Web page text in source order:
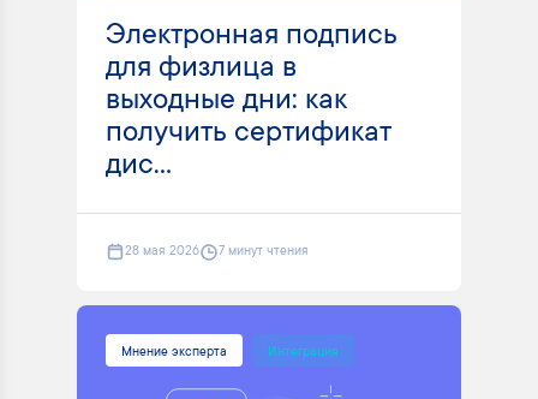
Электронная подпись
для физлица в
выходные дни: как
получить сертификат
дис...
28 мая 2026 7 минут чтения
Мнение эксперта Интеграция